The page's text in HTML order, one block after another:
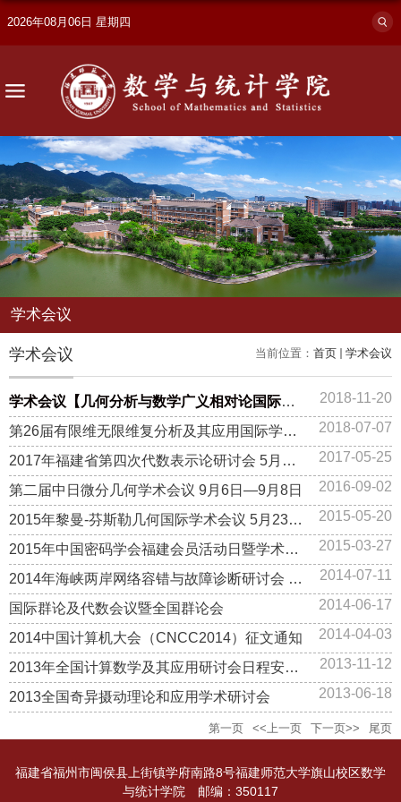
2026年08月06日 星期四
学术会议
当前位置： 首页 学术会议
学术会议
学术会议【几何分析与数学广义相对论国际学术会议】 2018-11-20
第26届有限维无限维复分析及其应用国际学术研讨会 2018-07-07
2017年福建省第四次代数表示论研讨会 5月27日-5月29日 2017-05-25
第二届中日微分几何学术会议 9月6日—9月8日 2016-09-02
2015年黎曼-芬斯勒几何国际学术会议 5月23日—5月24日 2015-05-20
2015年中国密码学会福建会员活动日暨学术交流会 4月11日 2015-03-27
2014年海峡两岸网络容错与故障诊断研讨会 7月24日—7月26日 2014-07-11
国际群论及代数会议暨全国群论会 2014-06-17
2014中国计算机大会（CNCC2014）征文通知 2014-04-03
2013年全国计算数学及其应用研讨会日程安排及报告摘要 2013-11-12
2013全国奇异摄动理论和应用学术研讨会 2013-06-18
第一页 <<上一页 下一页>> 尾页
福建省福州市闽侯县上街镇学府南路8号福建师范大学旗山校区数学
与统计学院 邮编：350117